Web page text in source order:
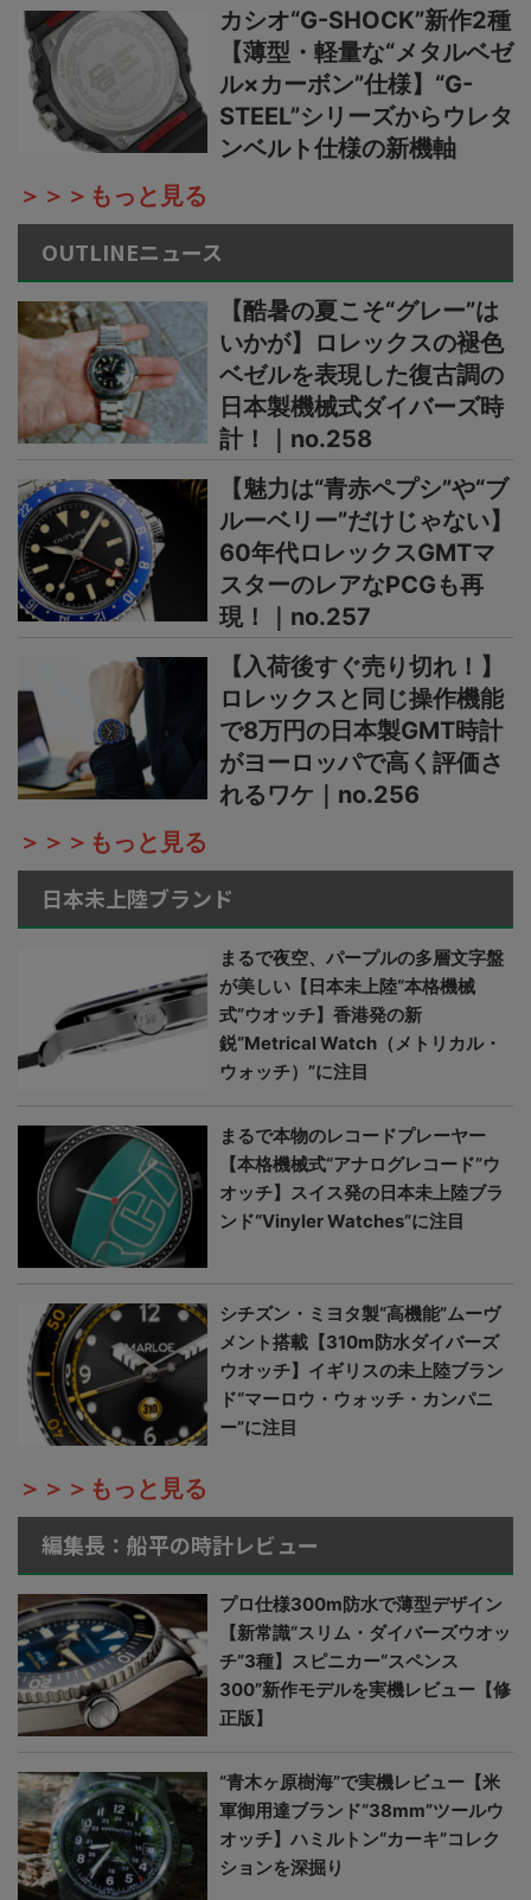
カシオ“G-SHOCK”新作2種
【薄型・軽量な“メタルベゼ
ル×カーボン”仕様】“G-
STEEL”シリーズからウレタ
ンベルト仕様の新機軸
＞＞＞もっと見る
OUTLINEニュース
【酷暑の夏こそ“グレー”は
いかが】ロレックスの褪色
ベゼルを表現した復古調の
日本製機械式ダイバーズ時
計！｜no.258
【魅力は“青赤ペプシ”や“ブ
ルーベリー”だけじゃない】
60年代ロレックスGMTマ
スターのレアなPCGも再
現！｜no.257
【入荷後すぐ売り切れ！】
ロレックスと同じ操作機能
で8万円の日本製GMT時計
がヨーロッパで高く評価さ
れるワケ｜no.256
＞＞＞もっと見る
日本未上陸ブランド
まるで夜空、パープルの多層文字盤
が美しい【日本未上陸“本格機械
式”ウオッチ】香港発の新
鋭“Metrical Watch（メトリカル・
ウォッチ）”に注目
まるで本物のレコードプレーヤー
【本格機械式“アナログレコード”ウ
オッチ】スイス発の日本未上陸ブラ
ンド“Vinyler Watches”に注目
シチズン・ミヨタ製“高機能”ムーヴ
メント搭載【310m防水ダイバーズ
ウオッチ】イギリスの未上陸ブラン
ド“マーロウ・ウォッチ・カンパニ
ー”に注目
＞＞＞もっと見る
編集長：船平の時計レビュー
プロ仕様300m防水で薄型デザイン
【新常識“スリム・ダイバーズウオッ
チ”3種】スピニカー“スペンス
300”新作モデルを実機レビュー【修
正版】
“青木ヶ原樹海”で実機レビュー【米
軍御用達ブランド“38mm”ツールウ
オッチ】ハミルトン“カーキ”コレク
ションを深掘り